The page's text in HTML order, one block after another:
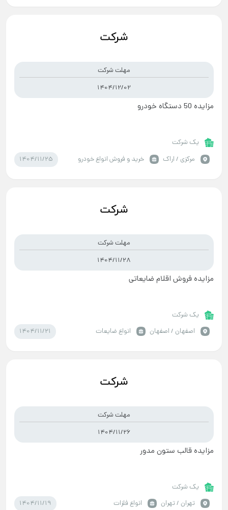
مهلت شرکت
1404/12/02
مزایده 50 دستگاه خودرو
یک شرکت
مركزي / اراک
خرید و فروش انواع خودرو 1404/11/25
مهلت شرکت
1404/11/28
مزایده فروش اقلام ضایعاتی
یک شرکت
اصفهان / اصفهان
انواع ضایعات 1404/11/21
مهلت شرکت
1404/11/26
مزایده قالب ستون مدور
یک شرکت
تهران / تهران
انواع فلزات 1404/11/19